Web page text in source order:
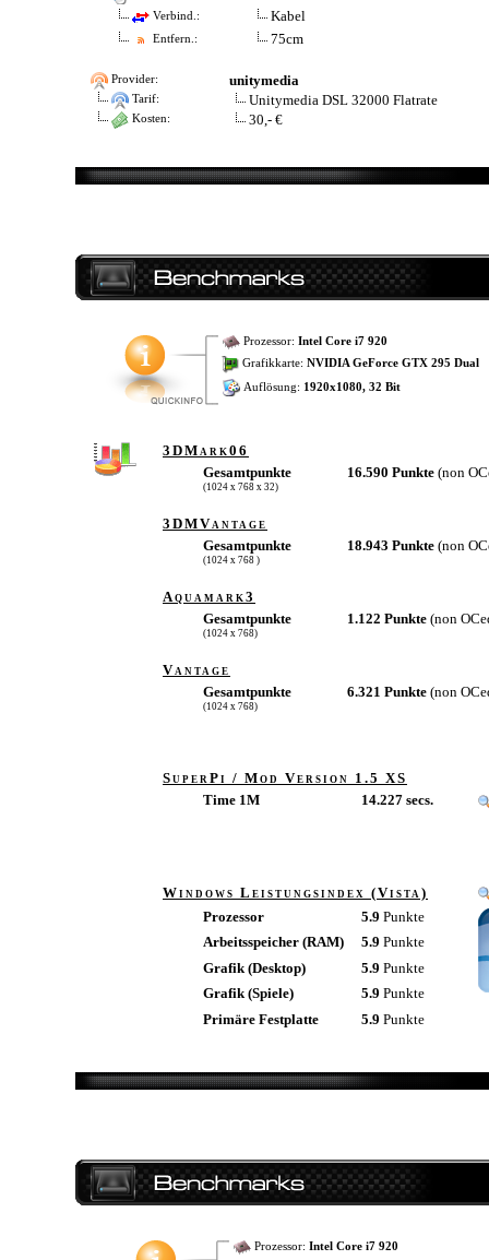
Verbind.: Kabel
Entfern.: 75cm
Provider: unitymedia
Tarif: Unitymedia DSL 32000 Flatrate
Kosten: 30,- €
Prozessor: Intel Core i7 920
Grafikkarte: NVIDIA GeForce GTX 295 Dual
Auflösung: 1920x1080, 32 Bit
3DMark06
Gesamtpunkte
(1024 x 768 x 32)
16.590 Punkte (non
3DMVantage
Gesamtpunkte
(1024 x 768 )
18.943 Punkte (non
Aquamark3
Gesamtpunkte
(1024 x 768)
1.122 Punkte (non
Vantage
Gesamtpunkte
(1024 x 768)
6.321 Punkte (non
SuperPi / Mod Version 1.5 XS
Time 1M
14.227 secs.
Windows Leistungsindex (Vista)
Prozessor
5.9 Punkte
Arbeitsspeicher (RAM)
5.9 Punkte
Grafik (Desktop)
5.9 Punkte
Grafik (Spiele)
5.9 Punkte
Primäre Festplatte
5.9 Punkte
Prozessor: Intel Core i7 920